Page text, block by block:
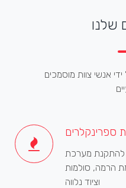
שלנו
אנשי צוות מוסמכים
ספרינקלרים
להתקנת מערכת
הרמה, סולמות
וציוד נלווה